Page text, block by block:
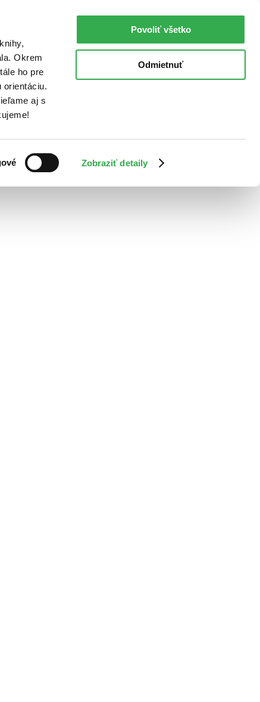
Okrem
ho pre
orientáciu.
aj s
Zobraziť detaily
Povoliť všetko
Odmietnuť